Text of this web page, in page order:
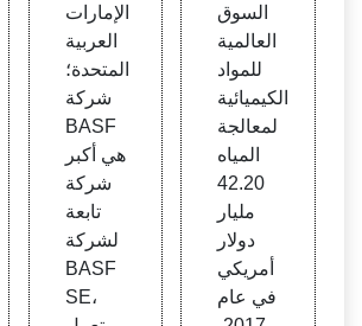
الإمارات
العربية
المتحدة؛
شركة
BASF
هي أكبر
شركة
تابعة
لشركة
BASF
SE،
السوق
العالمية
للمواد
الكيميائية
لمعالجة
المياه
42.20
مليار
دولار
أمريكي
في عام